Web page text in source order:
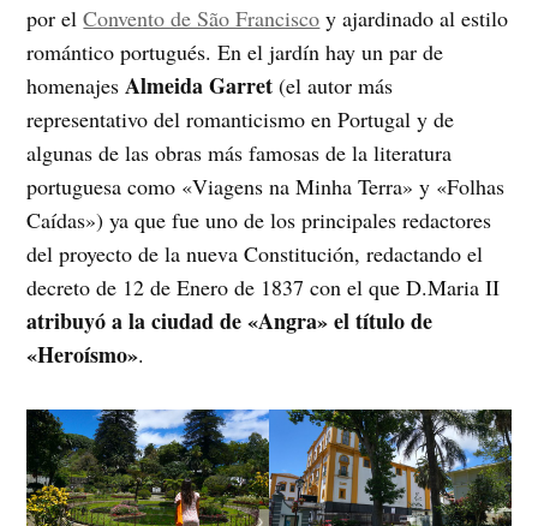
por elConvento de São Francisco y ajardinado al estilo
romántico portugués. En el jardín hay un par de
homenajesAlmeida Garret(el autor más
representativo del romanticismo en Portugal y de
algunas de las obras más famosas de la literatura
portuguesa como «Viagens na Minha Terra» y «Folhas
Caídas») ya que fue uno de los principales redactores
del proyecto de la nueva Constitución, redactando el
decreto de 12 de Enero de 1837 con el que D.Maria II
atribuyó a la ciudad de «Angra» el título de
«Heroísmo».